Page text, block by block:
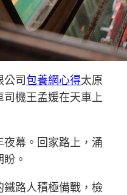
公司包養網心得太原
機王孟媛在天車上
幕。回家路上，涌
。
路人積極備戰，檢